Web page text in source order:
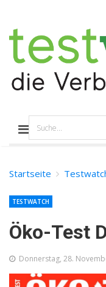
Startseite
Öko-Test
TESTWATCH
Donnerstag, 28.